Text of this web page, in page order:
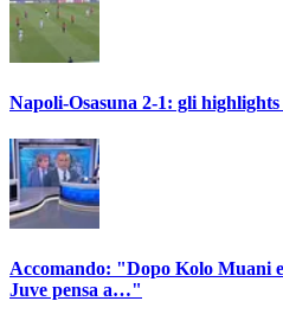
Napoli-Osasuna 2-1: gli
Accomando: "Dopo Kolo Muani
Juve pensa a…"